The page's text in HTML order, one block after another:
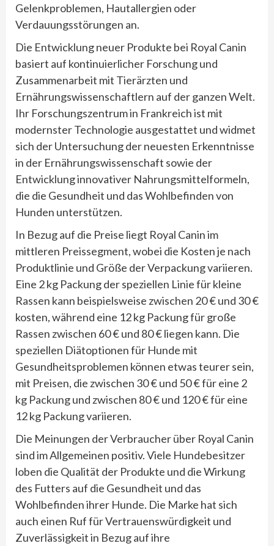
Gelenkproblemen, Hautallergien oder
Verdauungsstörungen an.
Die Entwicklung neuer Produkte bei Royal Canin
basiert auf kontinuierlicher Forschung und
Zusammenarbeit mit Tierärzten und
Ernährungswissenschaftlern auf der ganzen Welt.
Ihr Forschungszentrum in Frankreich ist mit
modernster Technologie ausgestattet und widmet
sich der Untersuchung der neuesten Erkenntnisse
in der Ernährungswissenschaft sowie der
Entwicklung innovativer Nahrungsmittelformeln,
die die Gesundheit und das Wohlbefinden von
Hunden unterstützen.
In Bezug auf die Preise liegt Royal Canin im
mittleren Preissegment, wobei die Kosten je nach
Produktlinie und Größe der Verpackung variieren.
Eine 2 kg Packung der speziellen Linie für kleine
Rassen kann beispielsweise zwischen 20 € und 30 €
kosten, während eine 12 kg Packung für große
Rassen zwischen 60 € und 80 € liegen kann. Die
speziellen Diätoptionen für Hunde mit
Gesundheitsproblemen können etwas teurer sein,
mit Preisen, die zwischen 30 € und 50 € für eine 2
kg Packung und zwischen 80 € und 120 € für eine
12 kg Packung variieren.
Die Meinungen der Verbraucher über Royal Canin
sind im Allgemeinen positiv. Viele Hundebesitzer
loben die Qualität der Produkte und die Wirkung
des Futters auf die Gesundheit und das
Wohlbefinden ihrer Hunde. Die Marke hat sich
auch einen Ruf für Vertrauenswürdigkeit und
Zuverlässigkeit in Bezug auf ihre